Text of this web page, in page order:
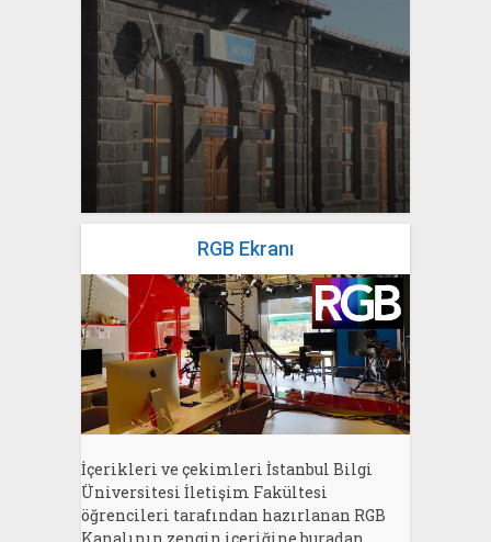
yazan
Bahri Ak
RGB Ekranı
İçerikleri ve çekimleri İstanbul Bilgi
Üniversitesi İletişim Fakültesi
öğrencileri tarafından hazırlanan RGB